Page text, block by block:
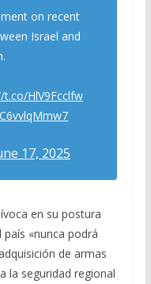
on recent
Israel and
t.co/HlV9Fcclfw
17, 2025
en su postura
«nunca podrá
de armas
la seguridad regional